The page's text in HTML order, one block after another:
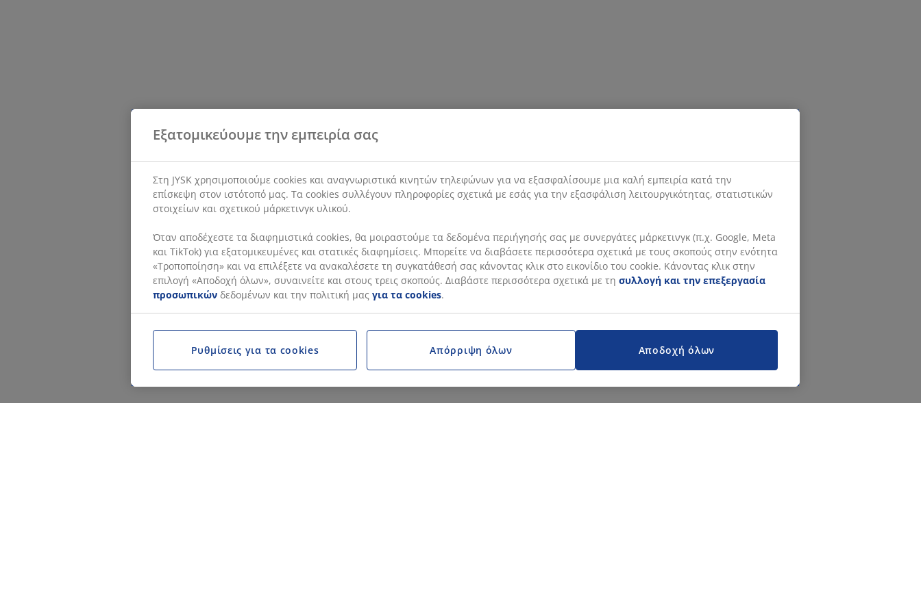
Εξατομικεύουμε την εμπειρία σας
Στη JYSK χρησιμοποιούμε cookies και αναγνωριστικά κινητών τηλεφώνων για να εξασφαλίσουμε μια καλή εμπειρία κατά την
επίσκεψη στον ιστότοπό μας. Τα cookies συλλέγουν πληροφορίες σχετικά με εσάς για την εξασφάλιση λειτουργικότητας, στατιστικών
στοιχείων και σχετικού μάρκετινγκ υλικού.
Όταν αποδέχεστε τα διαφημιστικά cookies, θα μοιραστούμε τα δεδομένα περιήγησής σας με συνεργάτες μάρκετινγκ (π.χ. Google, Meta
και TikTok) για εξατομικευμένες και στατικές διαφημίσεις. Μπορείτε να διαβάσετε περισσότερα σχετικά με τους σκοπούς στην ενότητα
«Τροποποίηση» και να επιλέξετε να ανακαλέσετε τη συγκατάθεσή σας κάνοντας κλικ στο εικονίδιο του cookie. Κάνοντας κλικ στην
επιλογή «Αποδοχή όλων», συναινείτε και στους τρεις σκοπούς. Διαβάστε περισσότερα σχετικά με τη συλλογή και την επεξεργασία
προσωπικών δεδομένων και την πολιτική μας για τα cookies.
Αποδοχή όλων
Ρυθμίσεις για τα cookies Απόρριψη όλων